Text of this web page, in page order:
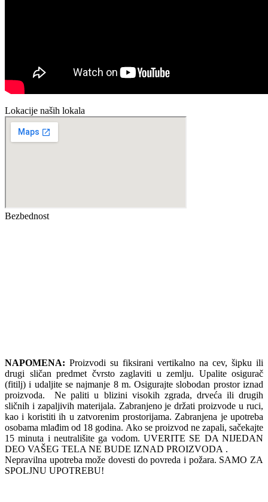
Lokacije naših lokala
Bezbednost
NAPOMENA: Proizvodi su fiksirani vertikalno na cev, šipku ili
drugi sličan predmet čvrsto zaglaviti u zemlju. Upalite osigurač
(fitilj) i udaljite se najmanje 8 m. Osigurajte slobodan prostor iznad
proizvoda. Ne paliti u blizini visokih zgrada, drveća ili drugih
sličnih i zapaljivih materijala. Zabranjeno je držati proizvode u ruci,
kao i koristiti ih u zatvorenim prostorijama. Zabranjena je upotreba
osobama mlađim od 18 godina. Ako se proizvod ne zapali, sačekajte
15 minuta i neutrališite ga vodom. UVERITE SE DA NIJEDAN
DEO VAŠEG TELA NE BUDE IZNAD PROIZVODA .
Nepravilna upotreba može dovesti do povreda i požara. SAMO ZA
SPOLJNU UPOTREBU!